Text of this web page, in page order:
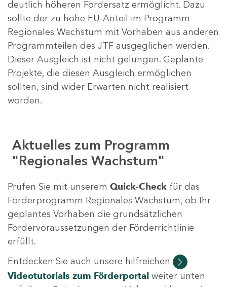
deutlich höheren Fördersatz ermöglicht. Dazu
sollte der zu hohe EU-Anteil im Programm
Regionales Wachstum mit Vorhaben aus anderen
Programmteilen des JTF ausgeglichen werden.
Dieser Ausgleich ist nicht gelungen. Geplante
Projekte, die diesen Ausgleich ermöglichen
sollten, sind wider Erwarten nicht realisiert
worden.
Aktuelles zum Programm
"Regionales Wachstum"
Prüfen Sie mit unserem Quick-Check für das
Förderprogramm Regionales Wachstum, ob Ihr
geplantes Vorhaben die grundsätzlichen
Fördervoraussetzungen der Förderrichtlinie
erfüllt.
Entdecken Sie auch unsere hilfreichen
Videotutorials zum Förderportal weiter unten